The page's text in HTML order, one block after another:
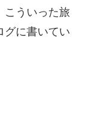
こういった旅
グに書いてい